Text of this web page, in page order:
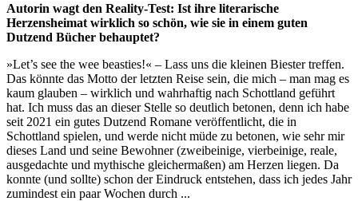
Autorin wagt den Reality-Test: Ist ihre literarische
Herzensheimat wirklich so schön, wie sie in einem guten
Dutzend Bücher behauptet?
»Let’s see the wee beasties!« – Lass uns die kleinen Biester treffen.
Das könnte das Motto der letzten Reise sein, die mich – man mag es
kaum glauben – wirklich und wahrhaftig nach Schottland geführt
hat. Ich muss das an dieser Stelle so deutlich betonen, denn ich habe
seit 2021 ein gutes Dutzend Romane veröffentlicht, die in
Schottland spielen, und werde nicht müde zu betonen, wie sehr mir
dieses Land und seine Bewohner (zweibeinige, vierbeinige, reale,
ausgedachte und mythische gleichermaßen) am Herzen liegen. Da
konnte (und sollte) schon der Eindruck entstehen, dass ich jedes Jahr
zumindest ein paar Wochen durch ...